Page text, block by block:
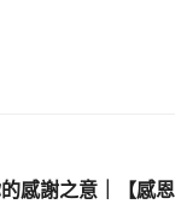
感謝之意｜【感恩